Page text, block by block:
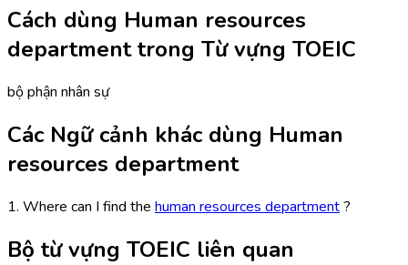
Cách dùng Human resources
department trong Từ vựng TOEIC
bộ phận nhân sự
Các Ngữ cảnh khác dùng Human
resources department
1. Where can I find the human resources department?
Bộ từ vựng TOEIC liên quan